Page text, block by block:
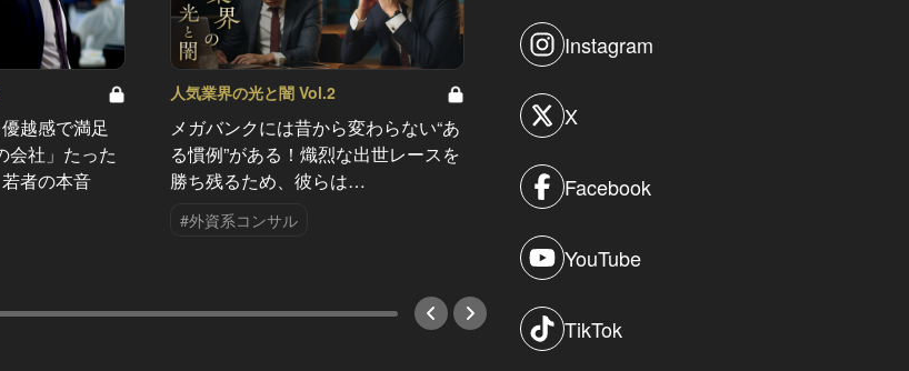
越感で満足
会社」たった
者の本音
人気業界の光と闇 Vol.2
メガバンクには昔から変わらない“あ
る慣例”がある！熾烈な出世レースを
勝ち残るため、彼らは…
#外資系コンサル
人気業界の光と闇 Vol.1
「外資コンサル」はパワポ屋さ
て、日系メーカーからBIG4に転職し
た結果…
#外資系コンサル
Instagram
X
Facebook
YouTube
TikTok